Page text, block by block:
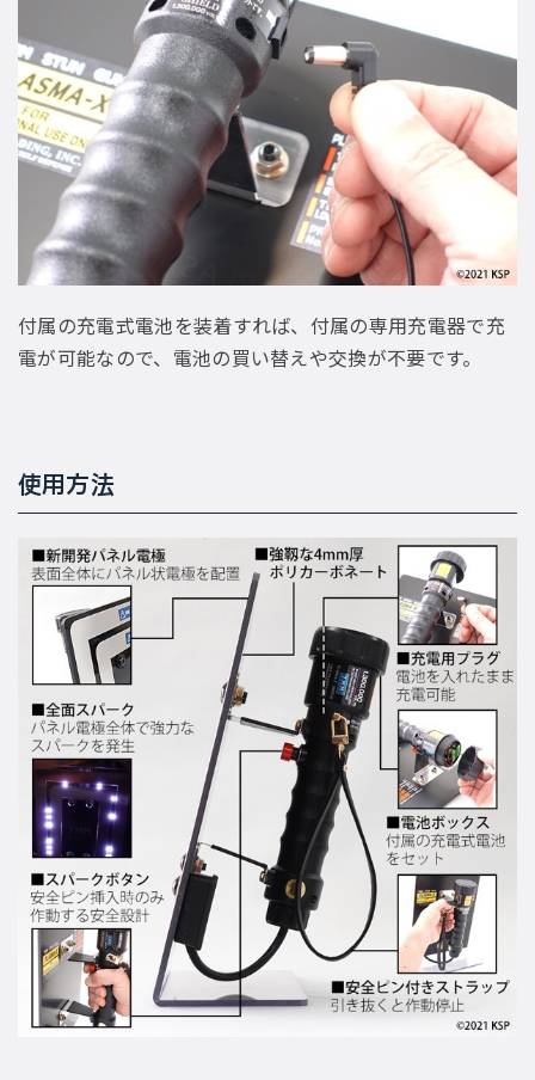
付属の充電式電池を装着すれば、付属の専用充電器で充
電が可能なので、電池の買い替えや交換が不要です。
使用方法